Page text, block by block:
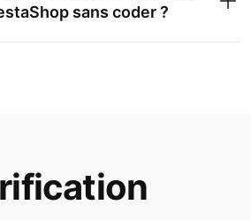
sans coder ?